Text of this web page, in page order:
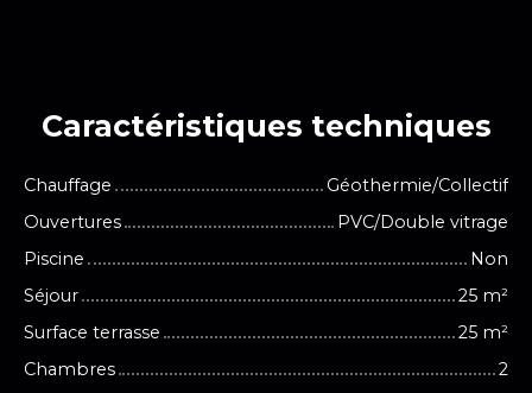
Caractéristiques techniques
Chauffage
Géothermie/Collectif
Ouvertures
PVC/Double vitrage
Piscine
Non
Séjour
25 m²
Surface terrasse
25 m²
Chambres
2